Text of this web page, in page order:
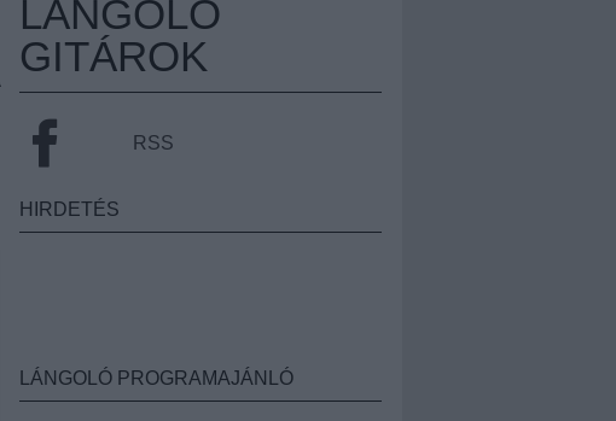
LÁNGOLÓ
GITÁROK
RSS
HIRDETÉS
LÁNGOLÓ PROGRAMAJÁNLÓ